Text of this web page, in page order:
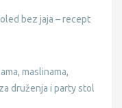
bez jaja – recept
maslinama,
druženja i party stol